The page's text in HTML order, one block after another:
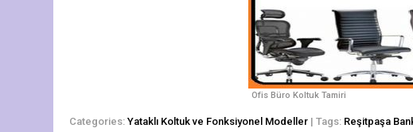
Ofis Büro Koltuk Tamiri
Categories: Yataklı Koltuk ve Fonksiyonel Modeller | Tags: Reşitpaşa